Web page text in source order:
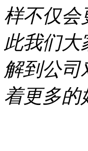
样不仅会
此我们大
解到公司
着更多的